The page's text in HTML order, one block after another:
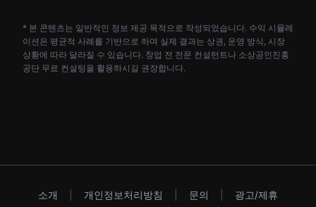
* 본 콘텐츠는 일반적인 정보 제공 목적으로 작성되었습니다. 수익 시뮬레
이션은 평균적 사례를 기반으로 하며 실제 결과는 상권, 운영 방식, 시장
상황에 따라 달라질 수 있습니다. 창업 전 전문 컨설턴트나 소상공인진흥
공단 무료 컨설팅을 활용하시길 권장합니다.
소개 개인정보처리방침 문의 광고/제휴